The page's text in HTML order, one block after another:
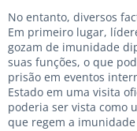
No entanto, diversos
Em primeiro lugar,
gozam de imunidade
suas funções, o que
prisão em eventos
Estado em uma visita
poderia ser vista como
que regem a